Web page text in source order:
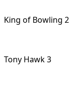
King of Bowling 2
Tony Hawk 3